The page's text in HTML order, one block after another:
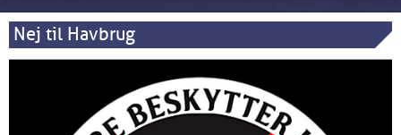
Nej til Havbrug